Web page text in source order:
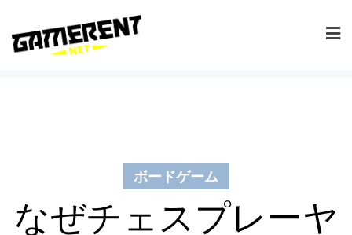
ボードゲーム
なぜチェスプレーヤ